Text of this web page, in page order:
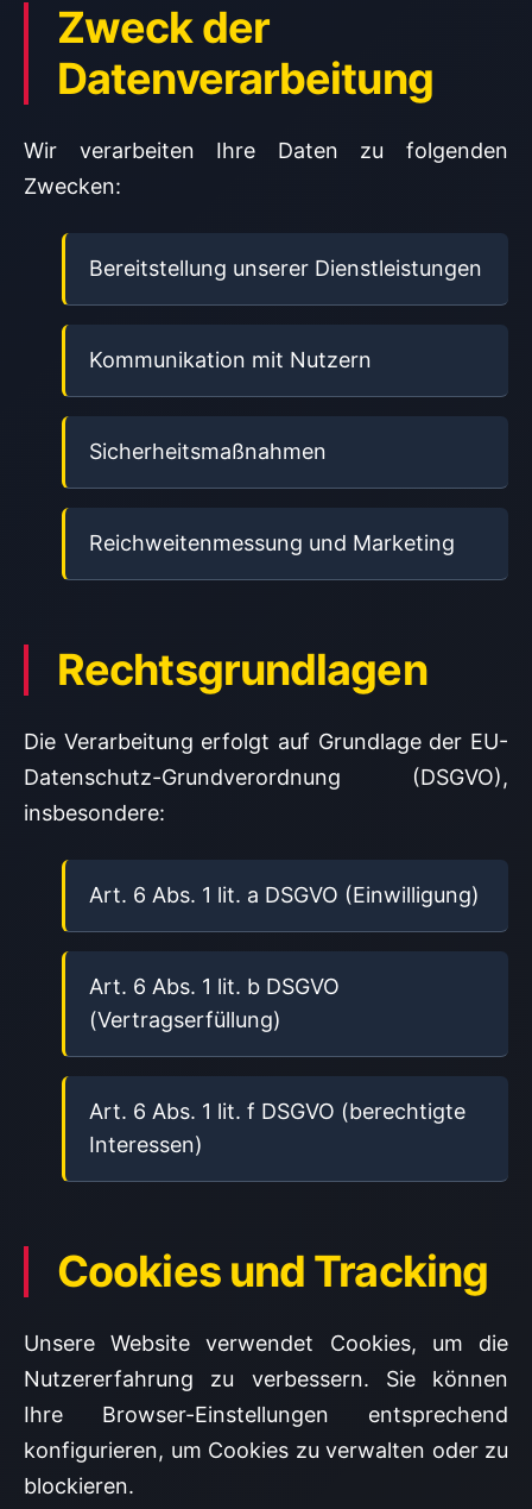
Zweck der
Datenverarbeitung
Wir verarbeiten Ihre Daten zu folgenden
Zwecken:
Bereitstellung unserer Dienstleistungen
Kommunikation mit Nutzern
Sicherheitsmaßnahmen
Reichweitenmessung und Marketing
Rechtsgrundlagen
Die Verarbeitung erfolgt auf Grundlage der EU-
Datenschutz-Grundverordnung (DSGVO),
insbesondere:
Art. 6 Abs. 1 lit. a DSGVO (Einwilligung)
Art. 6 Abs. 1 lit. b DSGVO
(Vertragserfüllung)
Art. 6 Abs. 1 lit. f DSGVO (berechtigte
Interessen)
Cookies und Tracking
Unsere Website verwendet Cookies, um die
Nutzererfahrung zu verbessern. Sie können
Ihre Browser-Einstellungen entsprechend
konfigurieren, um Cookies zu verwalten oder zu
blockieren.